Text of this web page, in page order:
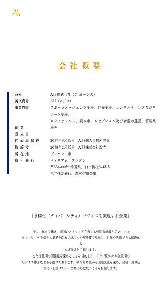
会社概要
商号
英文商号
​事業内容
創業
設立日
代表取締役
取締役
所在地
取引銀行
A11株式会社（ア オーンズ）
A11 Co., Ltd.
スポーツエージェント業務、仲介業務、コンサルティング及びサ
ポート業務、
カンファレンス、見本市、レセプション及び会議の運営、貿易業
務等
2017年8月15日 A11個人事務所設立
2019年2月15日 A11株式会社設立
ブレソン 歩
ウィリアム ブレソン
〒334-0062 埼玉県川口市榛松3-43-5
三井住友銀行、青木信用金庫
「多様性（ダイバーシティ）ビジネスを実現する企業」
日仏に拠点を構え、両国のスタッフが在籍する強固な組織とグローバル
ネットワークを活かし業界を問わず成功への解決策を見出し、世界で活躍できる国際的
な
人材育成を目指します。
また日仏間の関係性を深めることを目的とし、クラブ間仲介や企業間の
​ビジネス仲介なども手掛けております。様々な角度から国際交流を深め、経済・地域活
性化へと繋げていく次世代の環境づくりを目指します。